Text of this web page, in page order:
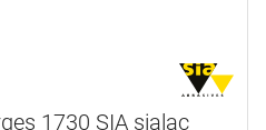
1730 SIA sialac